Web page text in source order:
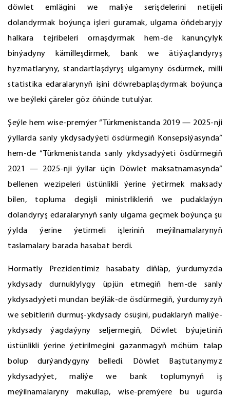
döwlet emlägini we maliýe serişdelerini netijeli
dolandyrmak boýunça işleri guramak, ulgama öňdebaryjy
halkara tejribeleri ornaşdyrmak hem-de kanunçylyk
binýadyny kämilleşdirmek, bank we ätiýaçlandyryş
hyzmatlaryny, standartlaşdyryş ulgamyny ösdürmek, milli
statistika edaralarynyň işini döwrebaplaşdyrmak boýunça
we beýleki çäreler göz öňünde tutulýar.
Şeýle hem wise-premýer “Türkmenistanda 2019 — 2025-nji
ýyllarda sanly ykdysadyýeti ösdürmegiň Konsepsiýasynda”
hem-de “Türkmenistanda sanly ykdysadyýeti ösdürmegiň
2021 — 2025-nji ýyllar üçin Döwlet maksatnamasynda”
bellenen wezipeleri üstünlikli ýerine ýetirmek maksady
bilen, topluma degişli ministrlikleriň we pudaklaýyn
dolandyryş edaralarynyň sanly ulgama geçmek boýunça şu
ýylda ýerine ýetirmeli işleriniň meýilnamalarynyň
taslamalary barada hasabat berdi.
Hormatly Prezidentimiz hasabaty diňläp, ýurdumyzda
ykdysady durnuklylygy üpjün etmegiň hem-de sanly
ykdysadyýeti mundan beýläk-de ösdürmegiň, ýurdumyzyň
we sebitleriň durmuş-ykdysady ösüşini, pudaklaryň maliýe-
ykdysady ýagdaýyny seljermegiň, Döwlet býujetiniň
üstünlikli ýerine ýetirilmegini gazanmagyň möhüm talap
bolup durýandygyny belledi. Döwlet Baştutanymyz
ykdysadyýet, maliýe we bank toplumynyň iş
meýilnamalaryny makullap, wise-premýere bu ugurda